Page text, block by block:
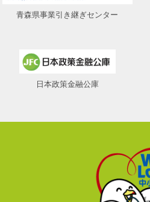
青森県事業引き継ぎセンター
日本政策金融公庫